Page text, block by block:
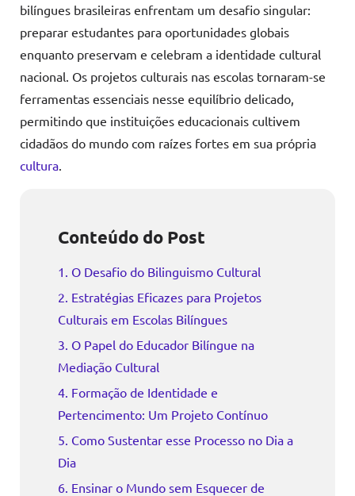
bilíngues brasileiras enfrentam um desafio singular:
preparar estudantes para oportunidades globais
enquanto preservam e celebram a identidade cultural
nacional. Os projetos culturais nas escolas tornaram-se
ferramentas essenciais nesse equilíbrio delicado,
permitindo que instituições educacionais cultivem
cidadãos do mundo com raízes fortes em sua própria
cultura
Conteúdo do Post
1. O Desafio do Bilinguismo Cultural
2. Estratégias Eficazes para Projetos
Culturais em Escolas Bilíngues
3. O Papel do Educador Bilíngue na
Mediação Cultural
4. Formação de Identidade e
Pertencimento: Um Projeto Contínuo
5. Como Sustentar esse Processo no Dia a
Dia
6. Ensinar o Mundo sem Esquecer de